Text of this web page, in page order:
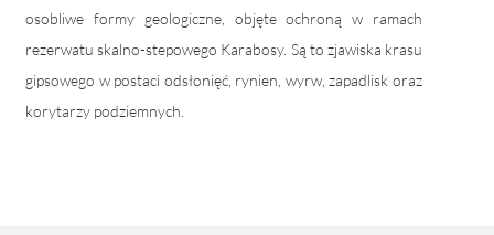
osobliwe formy geologiczne, objęte ochroną w ramach
rezerwatu skalno-stepowego Karabosy. Są to zjawiska krasu
gipsowego w postaci odsłonięć, rynien, wyrw, zapadlisk oraz
korytarzy podziemnych.